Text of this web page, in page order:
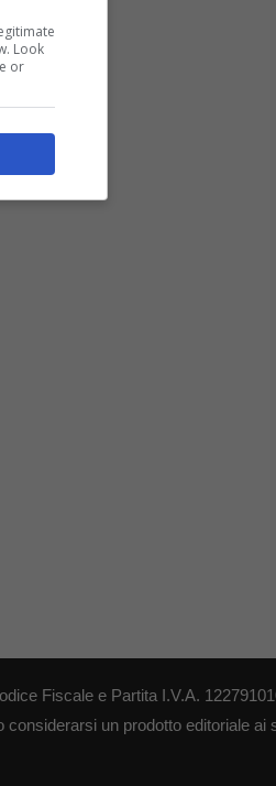
Fiscale e Partita I.V.A.
un prodotto editoriale ai
Look
or